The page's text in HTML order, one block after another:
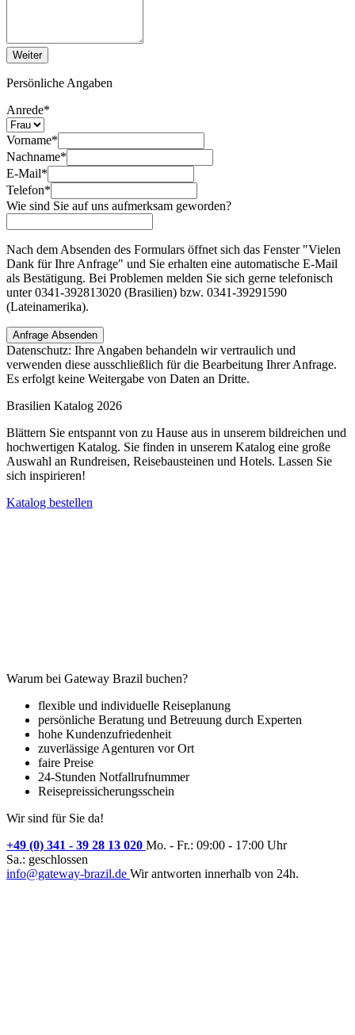
Weiter
Persönliche Angaben
Anrede*
Vorname*
Nachname*
E-Mail*
Telefon*
Wie sind Sie auf uns aufmerksam geworden?
Nach dem Absenden des Formulars öffnet sich das Fenster "Vielen
Dank für Ihre Anfrage" und Sie erhalten eine automatische E-Mail
als Bestätigung. Bei Problemen melden Sie sich gerne telefonisch
unter 0341-392813020 (Brasilien) bzw. 0341-39291590
(Lateinamerika).
Anfrage Absenden
Datenschutz: Ihre Angaben behandeln wir vertraulich und
verwenden diese ausschließlich für die Bearbeitung Ihrer Anfrage.
Es erfolgt keine Weitergabe von Daten an Dritte.
Brasilien Katalog 2026
Blättern Sie entspannt von zu Hause aus in unserem bildreichen und
hochwertigen Katalog. Sie finden in unserem Katalog eine große
Auswahl an Rundreisen, Reisebausteinen und Hotels. Lassen Sie
sich inspirieren!
Katalog bestellen
Warum bei Gateway Brazil buchen?
flexible und individuelle Reiseplanung
persönliche Beratung und Betreuung durch Experten
hohe Kundenzufriedenheit
zuverlässige Agenturen vor Ort
faire Preise
24-Stunden Notfallrufnummer
Reisepreissicherungsschein
Wir sind für Sie da!
+49 (0) 341 - 39 28 13 020 Mo. - Fr.: 09:00 - 17:00 Uhr
Sa.: geschlossen
info@gateway-brazil.de Wir antworten innerhalb von 24h.